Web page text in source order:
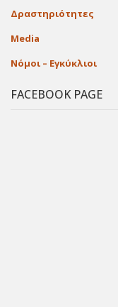
Δραστηριότητες
Media
Νόμοι – Εγκύκλιοι
FACEBOOK PAGE